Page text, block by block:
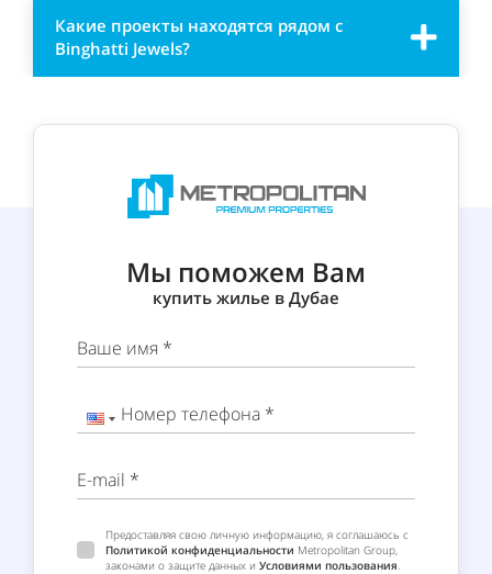
Какие проекты находятся рядом с
Binghatti Jewels?
Мы поможем Вам
купить жилье в Дубае
Ваше имя *
Номер телефона *
E-mail *
Предоставляя свою личную информацию, я соглашаюсь с
Политикой конфиденциальности Metropolitan Group,
законами о защите данных и Условиями пользования.